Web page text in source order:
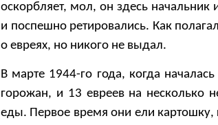
оскорбляет, мол, он здесь начальник
и поспешно ретировались. Как
о евреях, но никого не выдал.
В марте 1944-го года, когда
горожан, и 13 евреев на несколько
еды. Первое время они ели картошку,